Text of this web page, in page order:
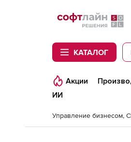
Softline
КАТАЛОГ
Акции
ИИ
Управление бизнесом,